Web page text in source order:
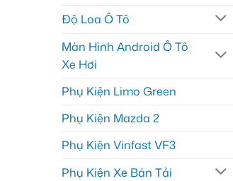
Độ Loa Ô Tô
Màn Hình Android Ô Tô
Xe Hơi
Phụ Kiện Limo Green
Phụ Kiện Mazda 2
Phụ Kiện Vinfast VF3
Phụ Kiện Xe Bán Tải